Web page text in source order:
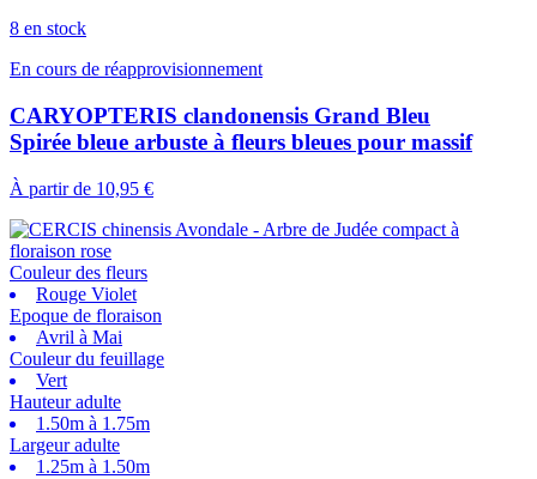
8 en stock
En cours de réapprovisionnement
CARYOPTERIS clandonensis Grand Bleu
Spirée bleue arbuste à fleurs bleues pour massif
À partir de 10,95 €
Couleur des fleurs
Rouge Violet
Epoque de floraison
Avril à Mai
Couleur du feuillage
Vert
Hauteur adulte
1.50m à 1.75m
Largeur adulte
1.25m à 1.50m